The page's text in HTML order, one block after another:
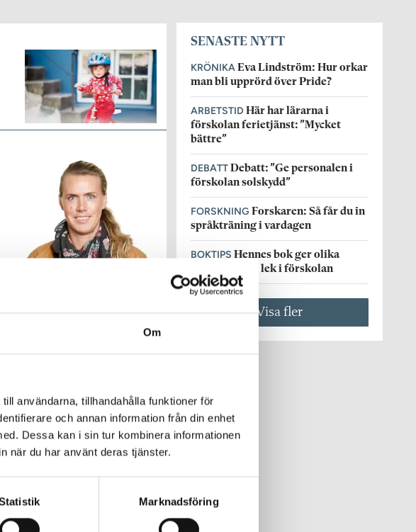
Om
användarna, tillhandahålla funktioner för
och annan information från din enhet
Dessa kan i sin tur kombinera informationen
när du har använt deras tjänster.
Marknadsföring
kan inte
SENASTE NYTT
KRÖNIKA Eva Lindström: Hur orkar
man bli upprörd över Pride?
ARBETSTID Här har lärarna i
förskolan ferietjänst: ”Mycket
bättre”
DEBATT Debatt: ”Ge personalen i
förskolan solskydd”
FORSKNING Forskaren: Så får du in
språkträning i vardagen
BOKTIPS Hennes bok ger olika
perspektiv på lek i förskolan
Visa fler